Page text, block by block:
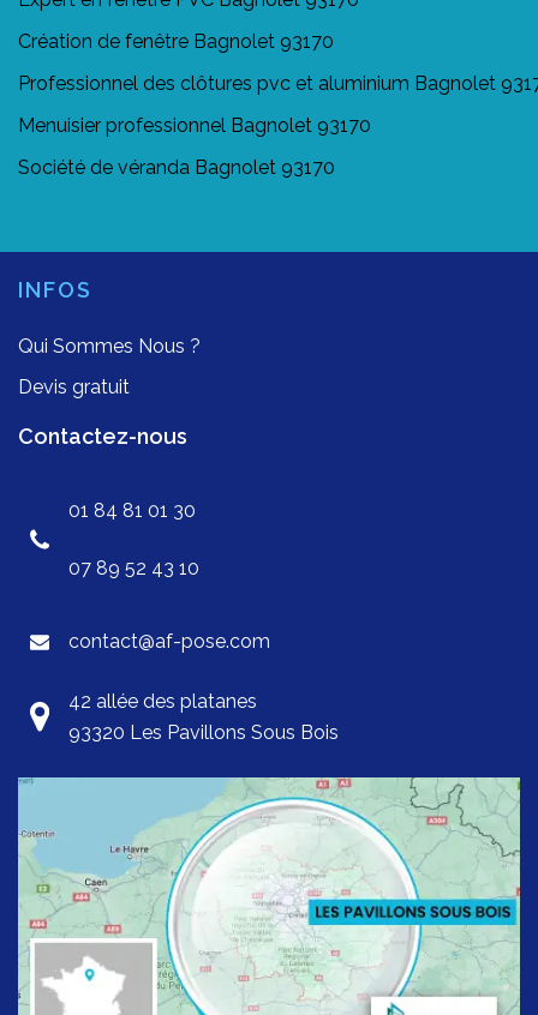
Création de fenêtre Bagnolet 93170
Professionnel des clôtures pvc et aluminium Bagnolet
Menuisier professionnel Bagnolet 93170
Société de véranda Bagnolet 93170
INFOS
Qui Sommes Nous ?
Devis gratuit
Contactez-nous
01 84 81 01 30
07 89 52 43 10
contact@af-pose.com
42 allée des platanes
93320 Les Pavillons Sous Bois